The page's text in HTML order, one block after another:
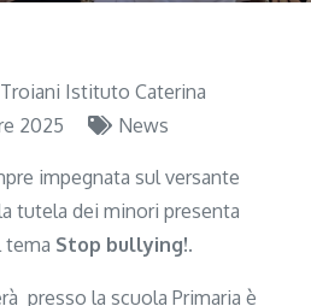
Istituto Caterina
2025 News
impegnata sul versante
tutela dei minori presenta
tema Stop bullying!.
presso la scuola Primaria è